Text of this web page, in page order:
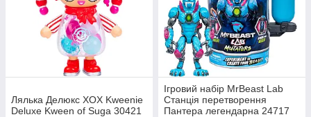
Лялька Делюкс XOX Kweenie
Deluxe Kween of Suga 30421
Ігровий набір MrBeast Lab
Станція перетворення
Пантера легендарна 24717